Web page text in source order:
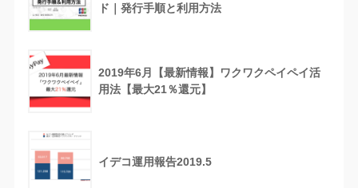
ド｜発行手順と利用方法
2019年6月【最新情報】ワクワクペイペイ活
用法【最大21％還元】
イデコ運用報告2019.5